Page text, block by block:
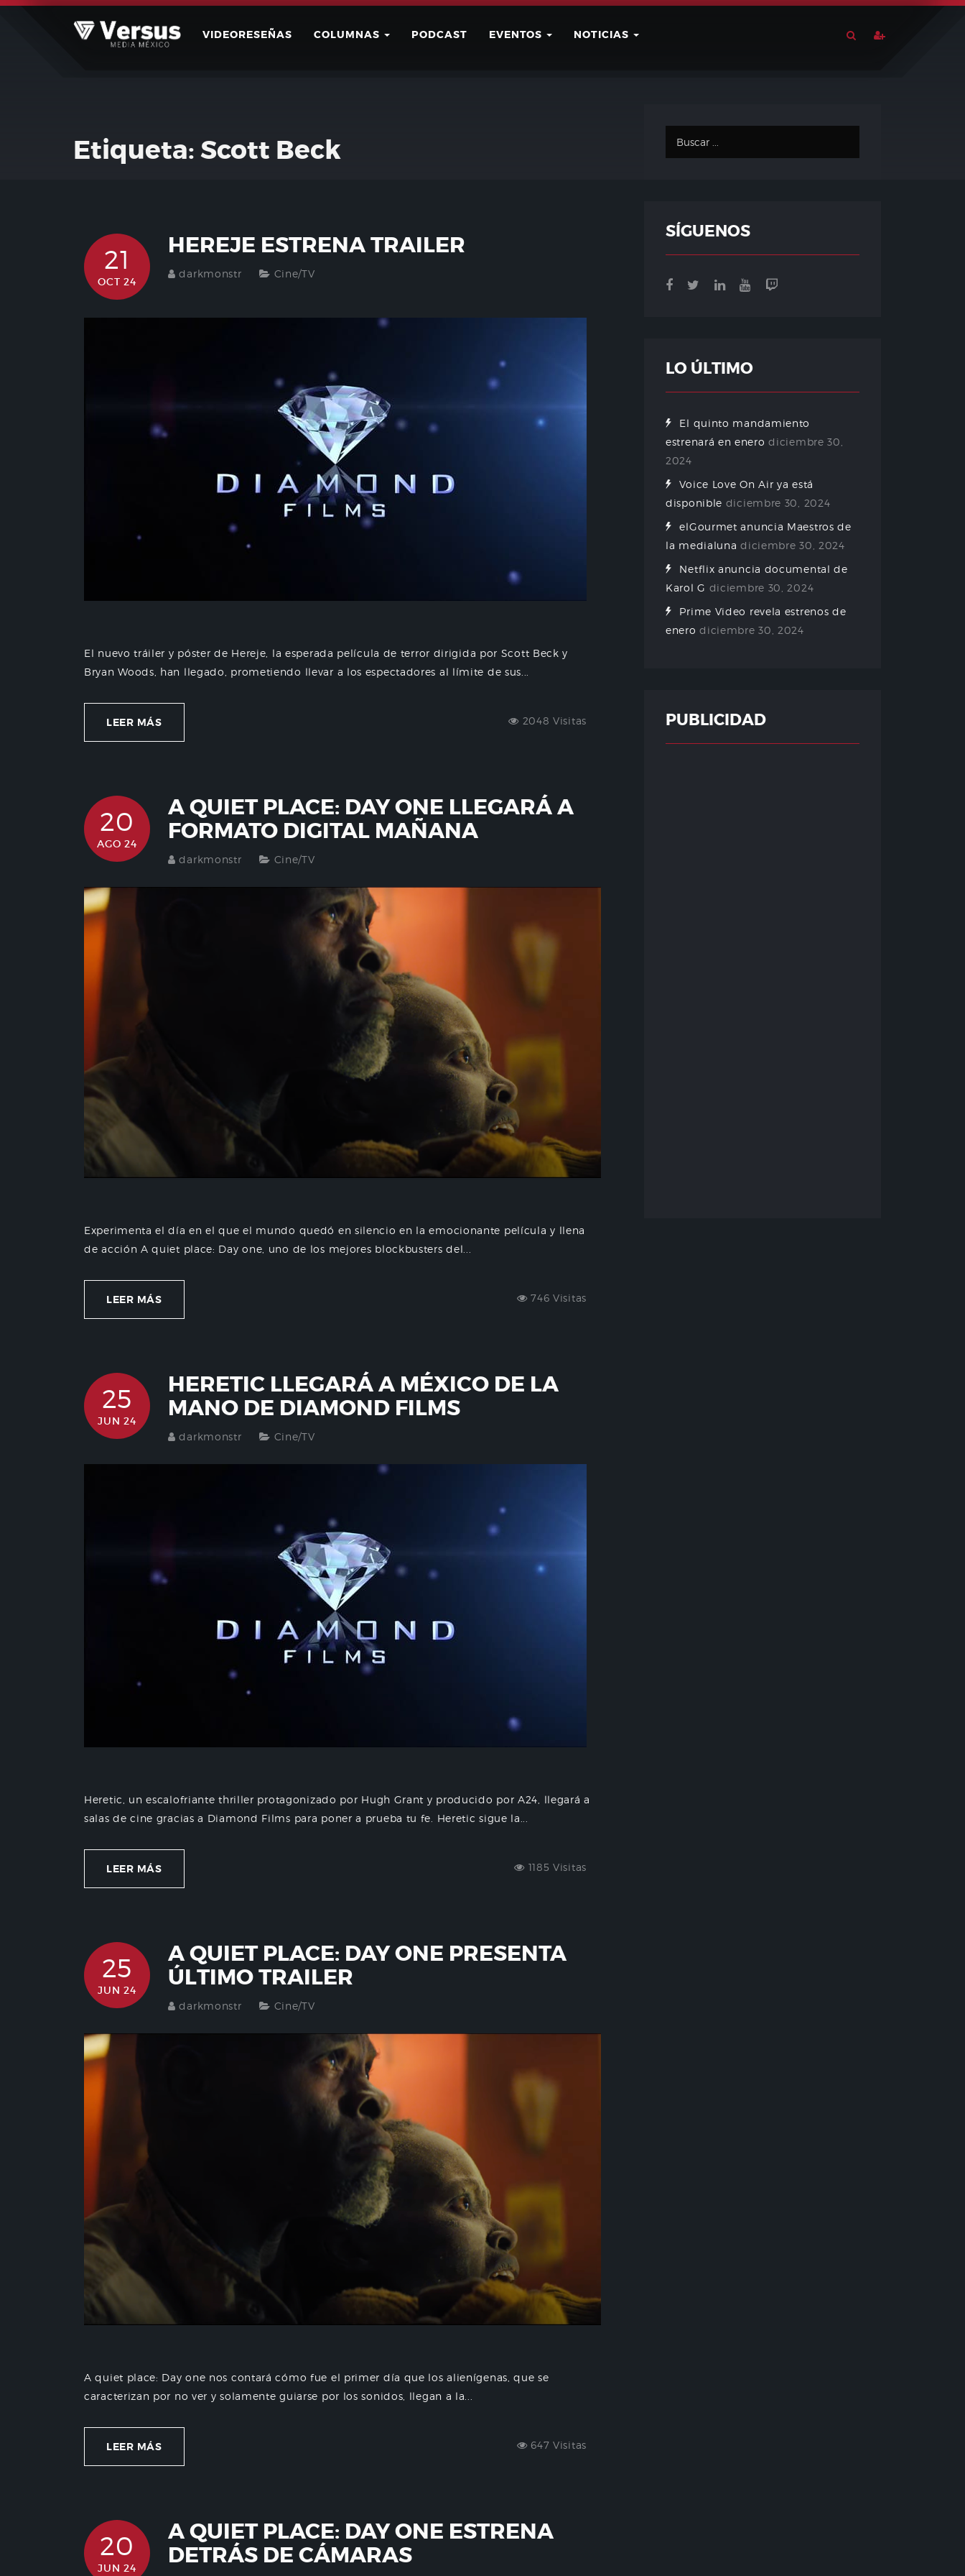
Skip
VIDEORESEÑAS COLUMNAS PODCAST EVENTOS NOTICIAS
Etiqueta: Scott Beck
21
OCT 24
HEREJE ESTRENA TRAILER
darkmonstr Cine/TV
El nuevo tráiler y póster de Hereje, la esperada película de terror dirigida por Scott Beck y
Bryan Woods, han llegado, prometiendo llevar a los espectadores al límite de sus...
LEER MÁS 2048 Visitas
20
AGO 24
A QUIET PLACE: DAY ONE LLEGARÁ A
FORMATO DIGITAL MAÑANA
darkmonstr Cine/TV
Experimenta el día en el que el mundo quedó en silencio en la emocionante película y llena
de acción A quiet place: Day one, uno de los mejores blockbusters del...
LEER MÁS 746 Visitas
25
JUN 24
HERETIC LLEGARÁ A MÉXICO DE LA
MANO DE DIAMOND FILMS
darkmonstr Cine/TV
Heretic, un escalofriante thriller protagonizado por Hugh Grant y producido por A24, llegará a
salas de cine gracias a Diamond Films para poner a prueba tu fe. Heretic sigue la...
LEER MÁS 1185 Visitas
25
JUN 24
A QUIET PLACE: DAY ONE PRESENTA
ÚLTIMO TRAILER
darkmonstr Cine/TV
A quiet place: Day one nos contará cómo fue el primer día que los alienígenas, que se
caracterizan por no ver y solamente guiarse por los sonidos, llegan a la...
LEER MÁS 647 Visitas
20
JUN 24
A QUIET PLACE: DAY ONE ESTRENA
DETRÁS DE CÁMARAS
SÍGUENOS
LO ÚLTIMO
El quinto mandamiento
estrenará en enero diciembre 30,
2024
Voice Love On Air ya está
disponible diciembre 30, 2024
elGourmet anuncia Maestros de
la medialuna diciembre 30, 2024
Netflix anuncia documental de
Karol G diciembre 30, 2024
Prime Video revela estrenos de
enero diciembre 30, 2024
PUBLICIDAD